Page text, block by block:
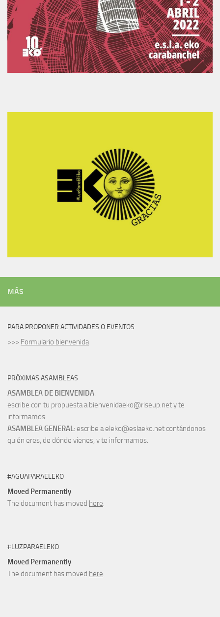
MÁS
PARA PROPONER ACTIVIDADES O EVENTOS
>>> Formulario bienvenida
PRÓXIMAS ASAMBLEAS
ASAMBLEA DE BIENVENIDA:
escribe con tu propuesta a bienvenidaeko@riseup.net y te
informamos.
ASAMBLEA GENERAL: escribe a eleko@eslaeko.net contándonos
quién eres, de dónde vienes, y te informamos.
#AGUAPARAELEKO
Moved Permanently
The document has moved here.
#LUZPARAELEKO
Moved Permanently
The document has moved here.